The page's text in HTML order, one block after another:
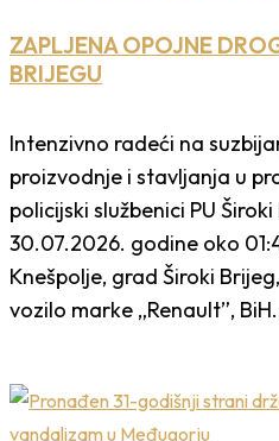
ZAPLJENA OPOJNE
BRIJEGU
Intenzivno radeći na
proizvodnje i stavljanja u
policijski službenici PU
30.07.2026. godine oko
Knešpolje, grad Široki
vozilo marke „Renault”,